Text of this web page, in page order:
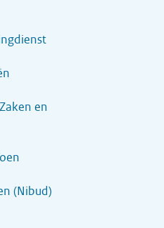
en
(Nibud)